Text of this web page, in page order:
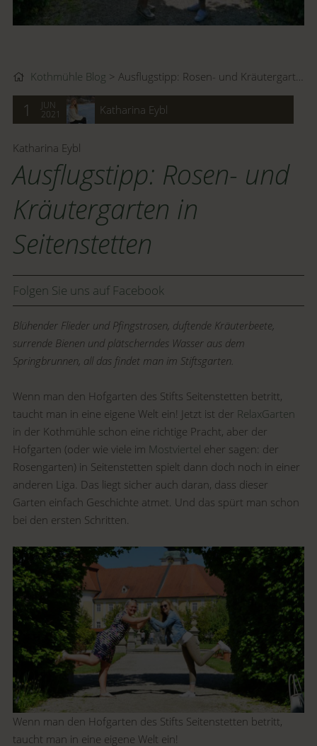
Kothmühle Blog Ausflugstipp: Rosen- und Kräutergarten in Seitenstetten
1
JUN
2021
Katharina Eybl
Katharina Eybl
Ausflugstipp: Rosen- und
Kräutergarten in
Seitenstetten
Folgen Sie uns auf Facebook
Blühender Flieder und Pfingstrosen, duftende Kräuterbeete,
surrende Bienen und plätscherndes Wasser aus dem
Springbrunnen, all das findet man im Stiftsgarten.
Wenn man den Hofgarten des Stifts Seitenstetten betritt,
taucht man in eine eigene Welt ein! Jetzt ist der RelaxGarten
in der Kothmühle schon eine richtige Pracht, aber der
Hofgarten (oder wie viele im Mostviertel eher sagen: der
Rosengarten) in Seitenstetten spielt dann doch noch in einer
anderen Liga. Das liegt sicher auch daran, dass dieser
Garten einfach Geschichte atmet. Und das spürt man schon
bei den ersten Schritten.
Wenn man den Hofgarten des Stifts Seitenstetten betritt,
taucht man in eine eigene Welt ein!